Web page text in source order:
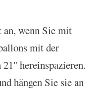
wenn Sie mit
mit der
hereinspazieren.
hängen Sie sie an